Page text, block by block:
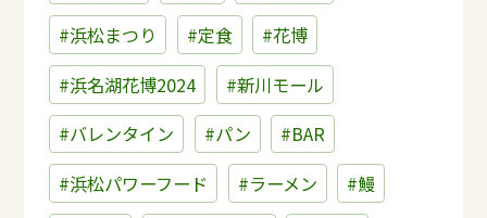
#浜松まつり
#定食
#花博
#浜名湖花博2024
#新川モール
#バレンタイン
#パン
#BAR
#浜松パワーフード
#ラーメン
#鰻